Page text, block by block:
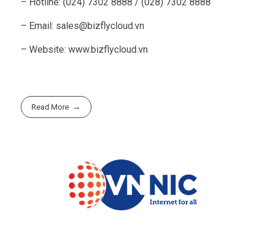
– Email: sales@bizflycloud.vn
– Website: www.bizflycloud.vn
Read More